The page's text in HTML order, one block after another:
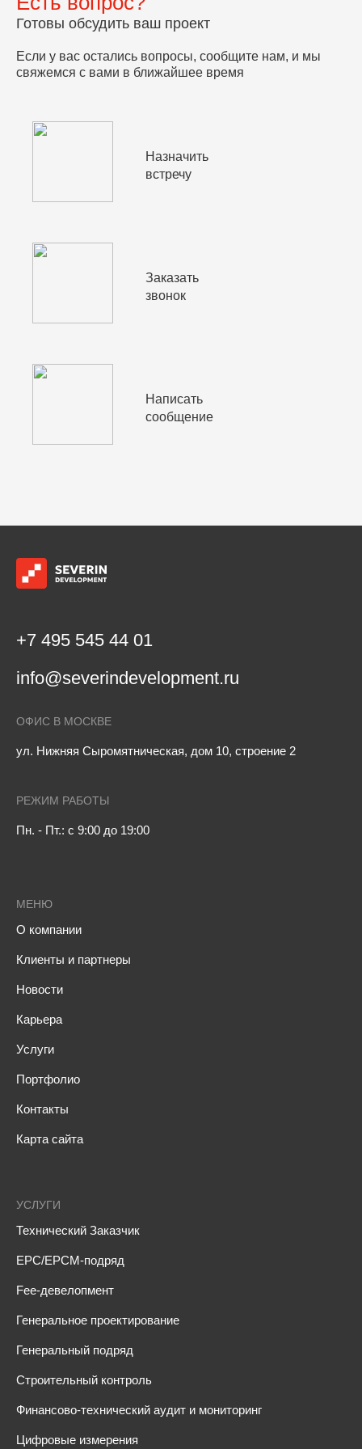
Готовы обсудить ваш проект
Если у вас остались вопросы, сообщите нам, и мы
свяжемся с вами в ближайшее время
Назначить
встречу
Заказать
звонок
Написать
сообщение
+7 495 545 44 01
info@severindevelopment.ru
МЕНЮ
О компании
Клиенты и партнеры
Новости
Карьера
Услуги
Портфолио
Контакты
Карта сайта
УСЛУГИ
Технический Заказчик
EPC/EPCM-подряд
Fee-девелопмент
Генеральное проектирование
Генеральный подряд
Строительный контроль
Финансово-технический аудит и мониторинг
Цифровые измерения
ОФИС В МОСКВЕ
ул. Нижняя Сыромятническая, дом 10, строение 2
РЕЖИМ РАБОТЫ
Пн. - Пт.: с 9:00 до 19:00